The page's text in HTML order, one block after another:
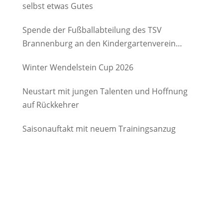
selbst etwas Gutes
Spende der Fußballabteilung des TSV
Brannenburg an den Kindergartenverein
Winter Wendelstein Cup 2026
Neustart mit jungen Talenten und Hoffnung
auf Rückkehrer
Saisonauftakt mit neuem Trainingsanzug